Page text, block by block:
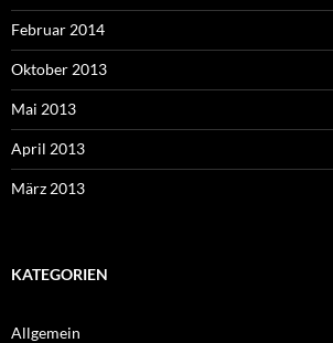
Februar 2014
Oktober 2013
Mai 2013
April 2013
März 2013
KATEGORIEN
Allgemein